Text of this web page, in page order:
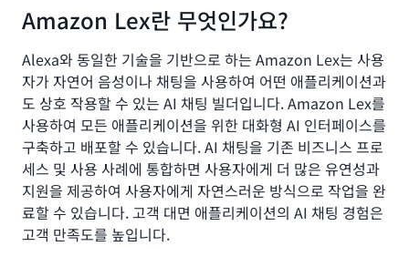
Amazon Lex란 무엇인가요?
Alexa와 동일한 기술을 기반으로 하는 Amazon Lex는 사용
자가 자연어 음성이나 채팅을 사용하여 어떤 애플리케이션과
도 상호 작용할 수 있는 AI 채팅 빌더입니다. Amazon Lex를
사용하여 모든 애플리케이션을 위한 대화형 AI 인터페이스를
구축하고 배포할 수 있습니다. AI 채팅을 기존 비즈니스 프로
세스 및 사용 사례에 통합하면 사용자에게 더 많은 유연성과
지원을 제공하여 사용자에게 자연스러운 방식으로 작업을 완
료할 수 있습니다. 고객 대면 애플리케이션의 AI 채팅 경험은
고객 만족도를 높입니다.